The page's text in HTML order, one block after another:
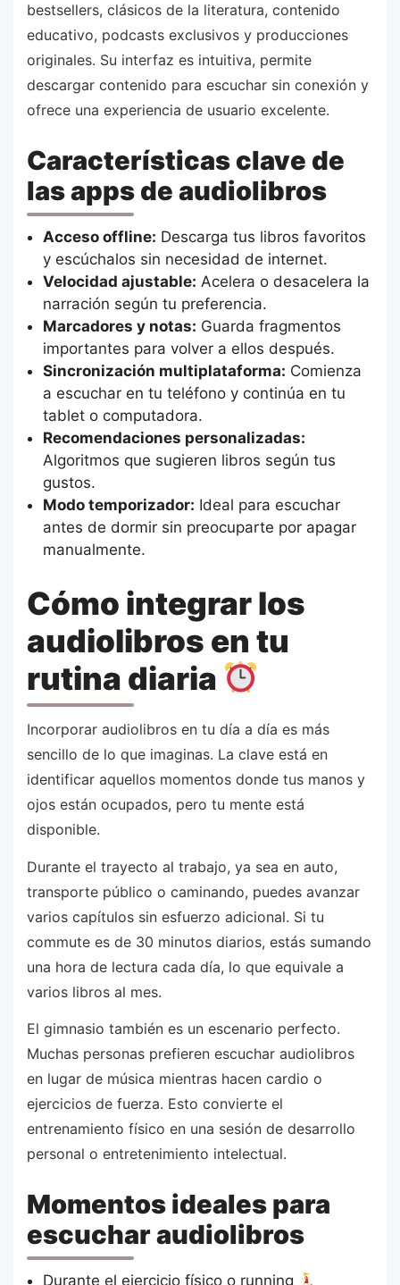
bestsellers, clásicos de la literatura, contenido
educativo, podcasts exclusivos y producciones
originales. Su interfaz es intuitiva, permite
descargar contenido para escuchar sin conexión y
ofrece una experiencia de usuario excelente.
Características clave de
las apps de audiolibros
Acceso offline: Descarga tus libros favoritos
y escúchalos sin necesidad de internet.
Velocidad ajustable: Acelera o desacelera la
narración según tu preferencia.
Marcadores y notas: Guarda fragmentos
importantes para volver a ellos después.
Sincronización multiplataforma: Comienza
a escuchar en tu teléfono y continúa en tu
tablet o computadora.
Recomendaciones personalizadas:
Algoritmos que sugieren libros según tus
gustos.
Modo temporizador: Ideal para escuchar
antes de dormir sin preocuparte por apagar
manualmente.
Cómo integrar los
audiolibros en tu
rutina diaria
Incorporar audiolibros en tu día a día es más
sencillo de lo que imaginas. La clave está en
identificar aquellos momentos donde tus manos y
ojos están ocupados, pero tu mente está
disponible.
Durante el trayecto al trabajo, ya sea en auto,
transporte público o caminando, puedes avanzar
varios capítulos sin esfuerzo adicional. Si tu
commute es de 30 minutos diarios, estás sumando
una hora de lectura cada día, lo que equivale a
varios libros al mes.
El gimnasio también es un escenario perfecto.
Muchas personas prefieren escuchar audiolibros
en lugar de música mientras hacen cardio o
ejercicios de fuerza. Esto convierte el
entrenamiento físico en una sesión de desarrollo
personal o entretenimiento intelectual.
Momentos ideales para
escuchar audiolibros
Durante el ejercicio físico o running